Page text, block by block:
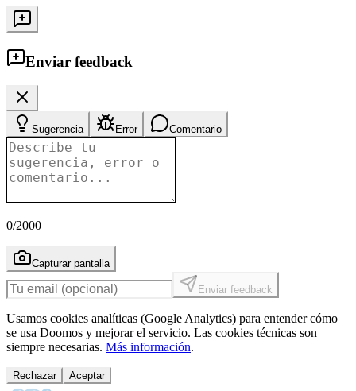
Enviar feedback
Sugerencia Error Comentario
0/2000
Capturar pantalla
Enviar feedback
Usamos cookies analíticas (Google Analytics) para entender cómo
se usa Doomos y mejorar el servicio. Las cookies técnicas son
siempre necesarias. Más información.
Rechazar Aceptar